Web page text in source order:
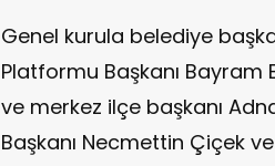
Genel kurula belediye
Platformu Başkanı Bayram
ve merkez ilçe başkanı
Başkanı Necmettin Çiçek